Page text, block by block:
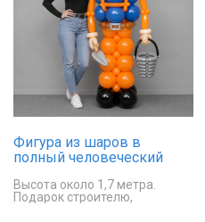
Фигура из шаров в
полный человеческий
Высота около 1,7 метра.
Подарок строителю,